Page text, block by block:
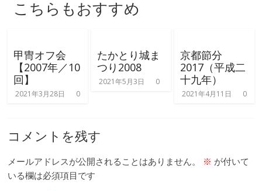
こちらもおすすめ
甲冑オフ会
【2007年／10
回】
2021年3月28日 0
たかとり城ま
つり2008
2021年5月3日 0
京都節分
2017（平成二
十九年）
2021年4月11日 0
コメントを残す
メールアドレスが公開されることはありません。 ※ が付いて
いる欄は必須項目です